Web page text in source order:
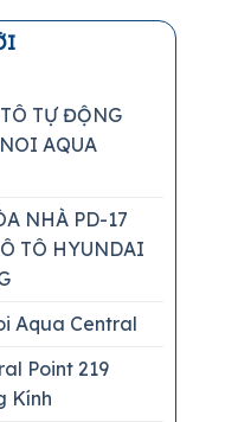
TỰ ĐỘNG
AQUA
NHÀ PD-17
TÔ HYUNDAI
Aqua Central
Point 219
Kính